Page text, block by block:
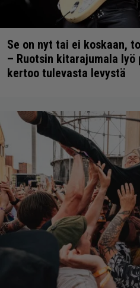
Se on nyt tai ei koskaan,
– Ruotsin kitarajumala lyö
kertoo tulevasta levystä